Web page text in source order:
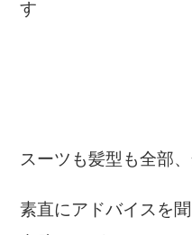
す
スーツも髪型も全部、
素直にアドバイスを